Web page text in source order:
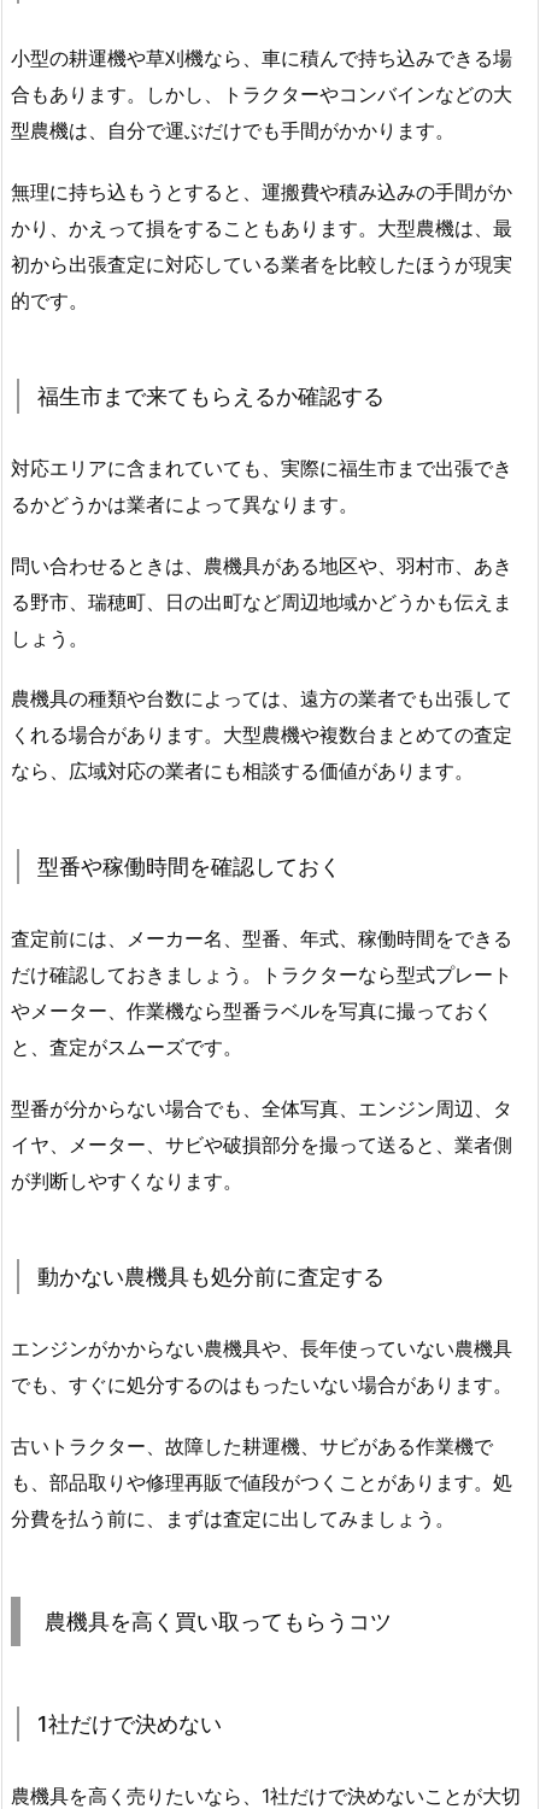
小型の耕運機や草刈機なら、車に積んで持ち込みできる場
合もあります。しかし、トラクターやコンバインなどの大
型農機は、自分で運ぶだけでも手間がかかります。
無理に持ち込もうとすると、運搬費や積み込みの手間がか
かり、かえって損をすることもあります。大型農機は、最
初から出張査定に対応している業者を比較したほうが現実
的です。
福生市まで来てもらえるか確認する
対応エリアに含まれていても、実際に福生市まで出張でき
るかどうかは業者によって異なります。
問い合わせるときは、農機具がある地区や、羽村市、あき
る野市、瑞穂町、日の出町など周辺地域かどうかも伝えま
しょう。
農機具の種類や台数によっては、遠方の業者でも出張して
くれる場合があります。大型農機や複数台まとめての査定
なら、広域対応の業者にも相談する価値があります。
型番や稼働時間を確認しておく
査定前には、メーカー名、型番、年式、稼働時間をできる
だけ確認しておきましょう。トラクターなら型式プレート
やメーター、作業機なら型番ラベルを写真に撮っておく
と、査定がスムーズです。
型番が分からない場合でも、全体写真、エンジン周辺、タ
イヤ、メーター、サビや破損部分を撮って送ると、業者側
が判断しやすくなります。
動かない農機具も処分前に査定する
エンジンがかからない農機具や、長年使っていない農機具
でも、すぐに処分するのはもったいない場合があります。
古いトラクター、故障した耕運機、サビがある作業機で
も、部品取りや修理再販で値段がつくことがあります。処
分費を払う前に、まずは査定に出してみましょう。
農機具を高く買い取ってもらうコツ
1社だけで決めない
農機具を高く売りたいなら、1社だけで決めないことが大切